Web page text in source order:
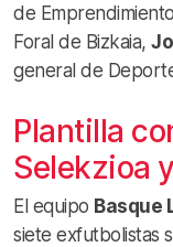
de
Foral de Bizkaia,
general de
Plantilla
Selekzioa
El equipo Basque
siete exfutbolistas